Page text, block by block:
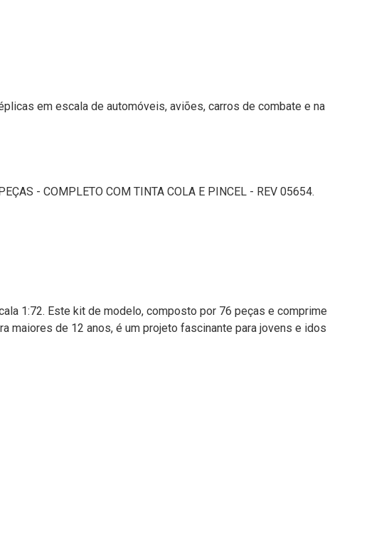
em escala de automóveis, aviões, carros de combate e na
- COMPLETO COM TINTA COLA E PINCEL - REV 05654.
1:72. Este kit de modelo, composto por 76 peças e comprime
maiores de 12 anos, é um projeto fascinante para jovens e idos